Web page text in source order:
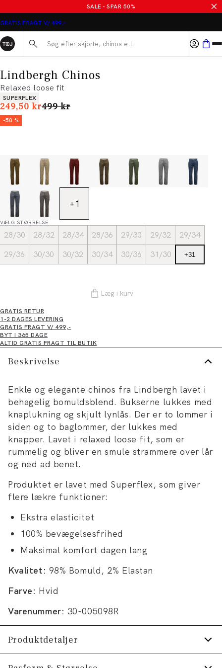
SALE - SPAR 50%
GRATIS FRAGT V/ 499,-
Søg her...
Lindbergh Chinos
Relaxed loose fit
Produkt egenskaber
SUPERFLEX
249,50 krI alt (uden rabat)
499 kr
-50 %
+1
VÆLG STØRRELSE
28/30 28/32 28/34 28/36 29/30 29/32
29/34
29/36
30/30 30/32 30/34 30/36 31/30 +31
Læg i kurv
GRATIS RETUR
1-2 DAGES LEVERING
GRATIS FRAGT V/ 499,-
BYT I 365 DAGE
ALTID GRATIS FRAGT TIL BUTIK
Beskrivelse
Enkle og elegante chinos fra Lindbergh lavet i
behagelig bomuldsblend. Bukserne lukkes med
knaplukning og skjult lynlås. Der er to lommer i
siden og to baglommer, der lukkes med
knapper. Lavet i relaxed loose fit, som er
rummelig og bliver en smule strammere over lår
og ned ad benet.
Produktet er lavet med Superflex, som giver
flere lækre funktioner:
Ekstra elasticitet
100% bevægelsesfrihed
Maksimal komfort dagen lang
Kvalitet: 98% Bomuld, 2% Elastan
Farve: Hvid
Varenummer: 30-005098R
Produktdetaljer